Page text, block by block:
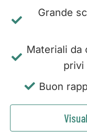
Grande
Materiali da
privi
Buon